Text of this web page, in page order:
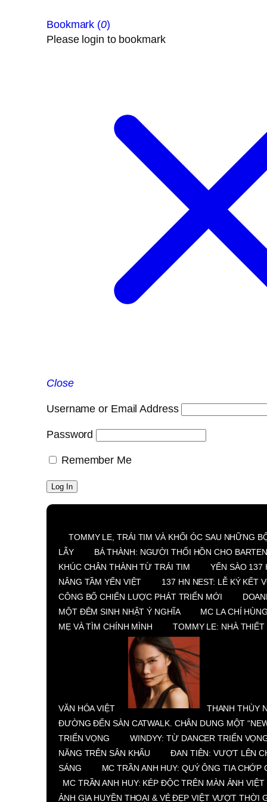
Bookmark (0)
Please login to bookmark
Close
Username or Email Address
Password
Remember Me
TOMMY LE, TRÁI TIM VÀ KHỐI ÓC SAU NHỮNG
LẪY
BÁ THÀNH: NGƯỜI THỔI HỒN CHO
KHÚC CHÂN THÀNH TỪ TRÁI TIM
YẾN SÀO 137
NÂNG TẦM YẾN VIỆT
137 HN NEST: LỄ KÝ KẾT
CÔNG BỐ CHIẾN LƯỢC PHÁT TRIỂN MỚI
MỘT ĐÊM SINH NHẬT Ý NGHĨA
MC LA CHÍ
MẸ VÀ TÌM CHÍNH MÌNH
TOMMY LE: NHÀ
VĂN HÓA VIỆT
THANH THÙY
ĐƯỜNG ĐẾN SÀN CATWALK. CHÂN DUNG MỘT
TRIỂN VỌNG
WINDYY: TỪ DANCER TRIỂN
NĂNG TRÊN SÂN KHẤU
ĐAN TIÊN: VƯỢT LÊN
SÁNG
MC TRẦN ANH HUY: QUÝ ÔNG TIA CHỚP
MC TRẦN ANH HUY: KÉP ĐỘC TRÊN MÀN ẢNH VIỆT
ẢNH GIA HUYỀN THOẠI & VẺ ĐẸP VIỆT VƯỢT THỜI